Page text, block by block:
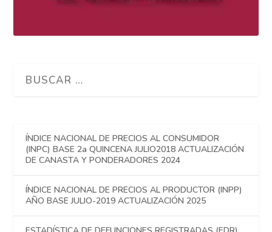
ÍNDICE NACIONAL DE PRECIOS AL CONSUMIDOR
(INPC) BASE 2a QUINCENA JULIO2018 ACTUALIZACIÓN
DE CANASTA Y PONDERADORES 2024
ÍNDICE NACIONAL DE PRECIOS AL PRODUCTOR (INPP)
AÑO BASE JULIO-2019 ACTUALIZACIÓN 2025